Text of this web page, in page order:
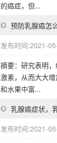
的癌症，但...
预防乳腺癌怎
发布时间:2021-
摘要：研究表明
激素，从而大大
和水果中富...
乳腺癌症状，
发布时间:2021-